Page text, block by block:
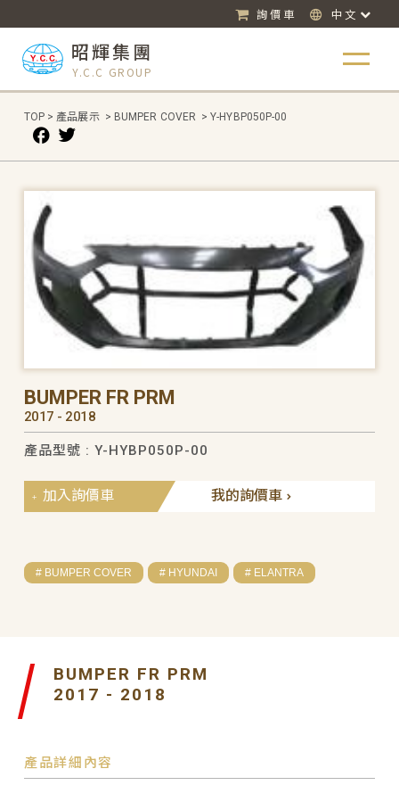
詢價車 中文
昭輝集團
Y.C.C GROUP
TOP > 產品展示 > BUMPER COVER > Y-HYBP050P-00
BUMPER FR PRM
2017 - 2018
產品型號 : Y-HYBP050P-00
我的詢價車
加入詢價車
# BUMPER COVER # HYUNDAI # ELANTRA
BUMPER FR PRM
2017 - 2018
產品詳細內容